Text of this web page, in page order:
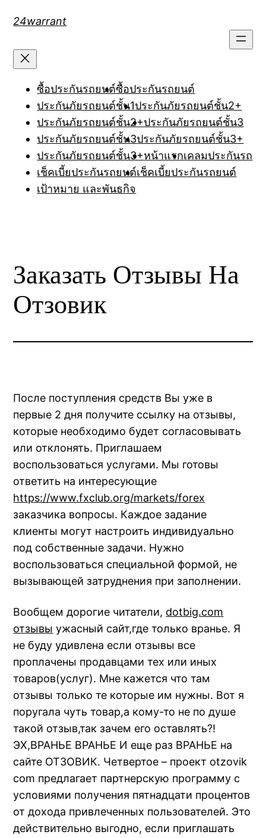
24warrant
ซื้อประกันรถยนต์ซื้อประกันรถยนต์
ประกันภัยรถยนต์ชั้น1ประกันภัยรถยนต์ชั้น2+
ประกันภัยรถยนต์ชั้น2+ประกันภัยรถยนต์ชั้น3
ประกันภัยรถยนต์ชั้น3ประกันภัยรถยนต์ชั้น3+
ประกันภัยรถยนต์ชั้น3+หน้าแรกเคลมประกันรถ
เช็คเบี้ยประกันรถยนต์เช็คเบี้ยประกันรถยนต์
เป้าหมาย และพันธกิจ
Заказать Отзывы На
Отзовик
После поступления средств Вы уже в
первые 2 дня получите ссылку на отзывы,
которые необходимо будет согласовывать
или отклонять. Приглашаем
воспользоваться услугами. Мы готовы
ответить на интересующие
https://www.fxclub.org/markets/forex
заказчика вопросы. Каждое задание
клиенты могут настроить индивидуально
под собственные задачи. Нужно
воспользоваться специальной формой, не
вызывающей затруднения при заполнении.
Вообщем дорогие читатели, dotbig.com
отзывы ужасный сайт,где только вранье. Я
не буду удивлена если отзывы все
проплачены продавцами тех или иных
товаров(услуг). Мне кажется что там
отзывы только те которые им нужны. Вот я
поругала чуть товар,а кому-то не по душе
такой отзыв,так зачем его оставлять?!
ЭХ,ВРАНЬЕ ВРАНЬЕ И еще раз ВРАНЬЕ на
сайте ОТЗОВИК. Четвертое – проект otzovik
com предлагает партнерскую программу с
условиями получения пятнадцати процентов
от дохода привлеченных пользователей. Это
действительно выгодно, если приглашать